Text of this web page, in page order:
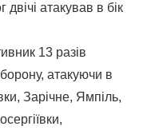
атакував в бік
13 разів
атакуючи в
Зарічне, Ямпіль,